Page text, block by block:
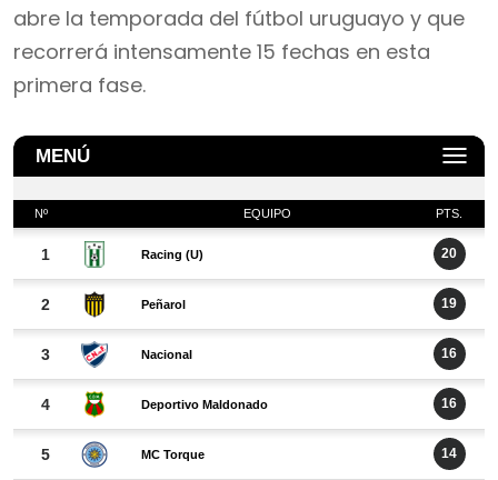
abre la temporada del fútbol uruguayo y que
recorrerá intensamente 15 fechas en esta
primera fase.